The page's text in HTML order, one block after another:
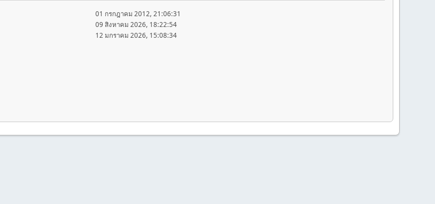
01 กรกฎาคม 2012, 21:06:31
09 สิงหาคม 2026, 18:22:54
12 มกราคม 2026, 15:08:34